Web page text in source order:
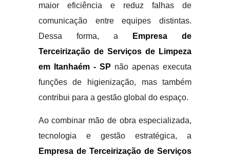
maior eficiência e reduz falhas de
comunicação entre equipes distintas.
Dessa forma, a
Empresa de
Terceirização de Serviços de Limpeza
em Itanhaém - SP não apenas executa
funções de higienização, mas também
contribui para a gestão global do espaço.
Ao combinar mão de obra especializada,
tecnologia e gestão estratégica, a
Empresa de Terceirização de Serviços